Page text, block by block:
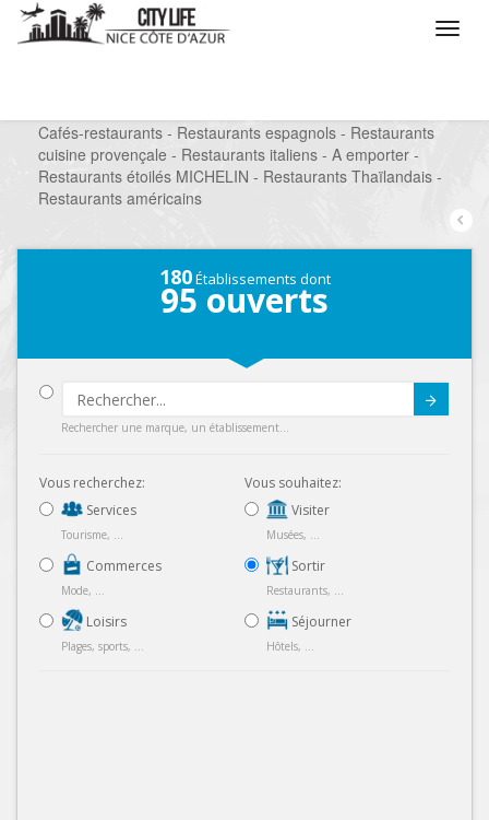
Cafés-restaurants - Restaurants espagnols - Restaurants
cuisine provençale - Restaurants italiens - A emporter -
Restaurants étoilés MICHELIN - Restaurants Thaïlandais -
Restaurants américains
180Établissements dont
95 ouverts
Rechercher une marque, un établissement...
Vous recherchez:
Services
Tourisme, ...
Commerces
Mode, ...
Loisirs
Plages, sports, ...
Vous souhaitez:
Visiter
Musées, ...
Sortir
Restaurants, ...
Séjourner
Hôtels, ...